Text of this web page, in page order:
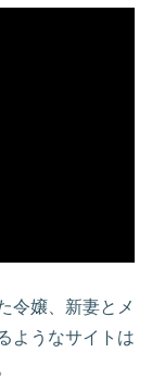
令嬢、新妻とメ
ようなサイトは